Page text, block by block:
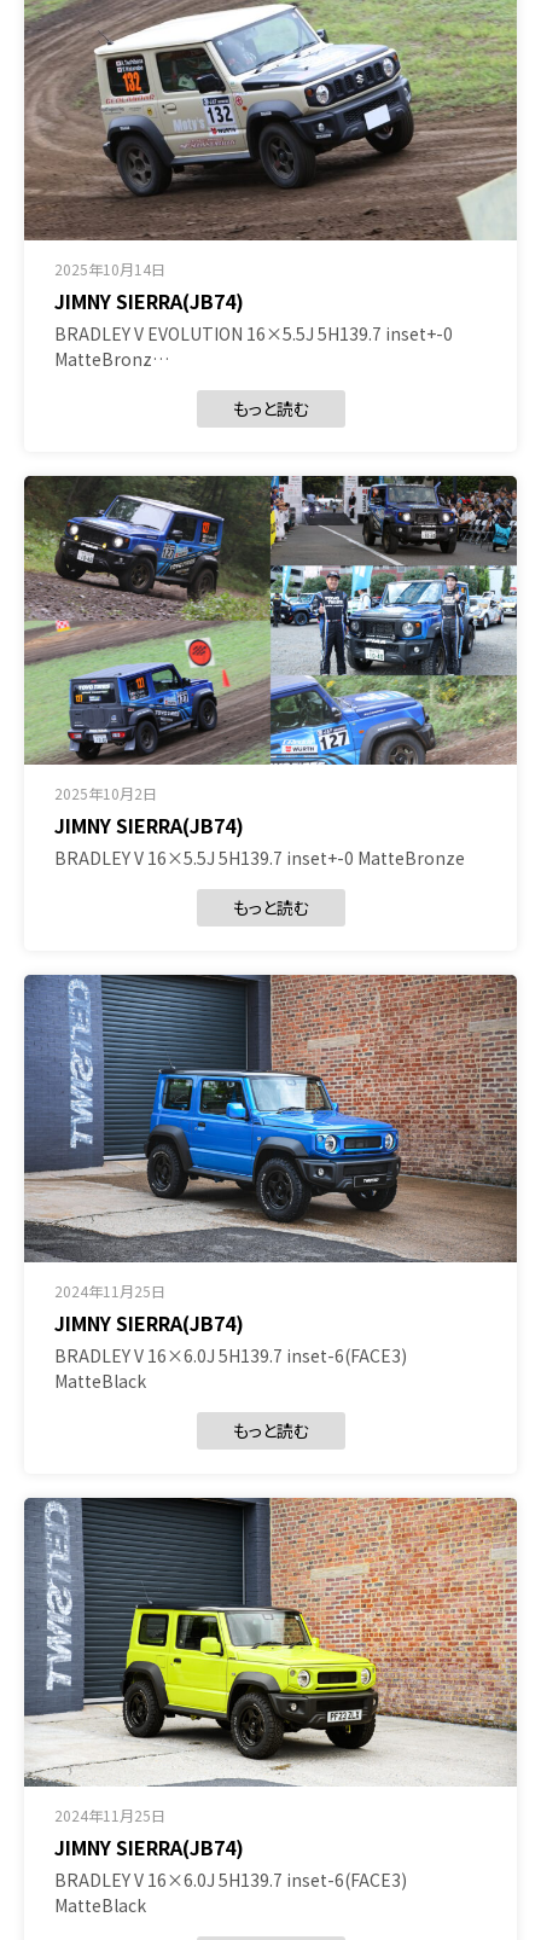
2025年10月14日
JIMNY SIERRA(JB74)
BRADLEY V EVOLUTION 16×5.5J 5H139.7 inset+-0
MatteBronz…
もっと読む
2025年10月2日
JIMNY SIERRA(JB74)
BRADLEY V 16×5.5J 5H139.7 inset+-0 MatteBronze
もっと読む
2024年11月25日
JIMNY SIERRA(JB74)
BRADLEY V 16×6.0J 5H139.7 inset-6(FACE3)
MatteBlack
もっと読む
2024年11月25日
JIMNY SIERRA(JB74)
BRADLEY V 16×6.0J 5H139.7 inset-6(FACE3)
MatteBlack